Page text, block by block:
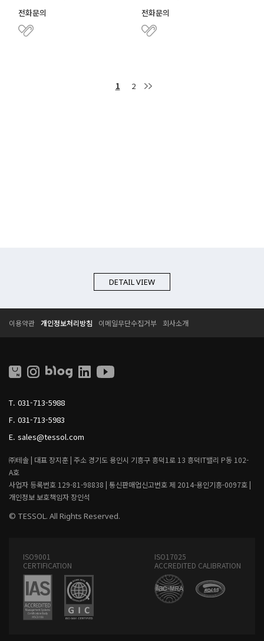
전화문의
전화문의
1 2
DETAIL VIEW
T. 031-713-5988
F. 031-713-5983
E. sales@tessol.com
㈜테솔 | 대표 장지훈 | 주소 경기도 용인시 기흥구 흥덕1로 13 흥덕IT밸리 P동 102-
A호
사업자 등록번호 129-81-98838 | 통신판매업신고번호 제 2014-용인기흥-0097호 |
개인정보 보호책임자 장인석
© TESSOL. All Rights Reserved.
ISO9001
CERTIFICATION
ISO17025
ACCREDITED CALIBRATION
이용약관 개인정보처리방침 이메일무단수집거부 회사소개